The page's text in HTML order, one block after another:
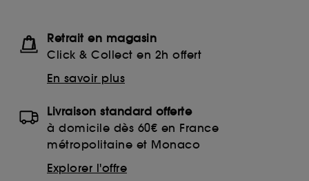
Retrait en magasin
Click & Collect en 2h offert
En savoir plus
Livraison standard offerte
à domicile dès 60€ en France
métropolitaine et Monaco
Explorer l'offre